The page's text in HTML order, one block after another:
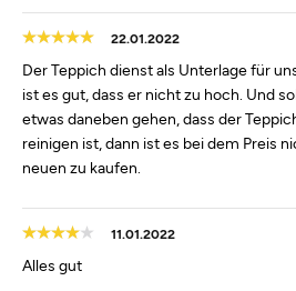
22.01.2022
Der Teppich dienst als Unterlage für
ist es gut, dass er nicht zu hoch. Und
etwas daneben gehen, dass der
reinigen ist, dann ist es bei dem Preis
neuen zu kaufen.
11.01.2022
Alles gut